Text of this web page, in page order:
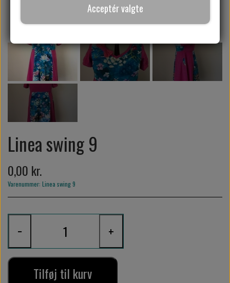
GAVEKORT
Linea swing 9
0,00 kr.
Varenummer: Linea swing 9
− +
Tilføj til kurv
Acceptér valgte